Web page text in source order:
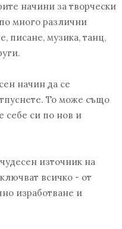
начини за творчески
много различни
писане, музика, танц,
начин да се
То може също
себе си по нов и
източник на
всичко - от
изработване и